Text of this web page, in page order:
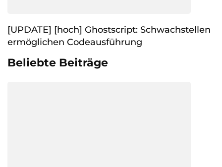
[UPDATE] [hoch] Ghostscript: Schwachstellen
ermöglichen Codeausführung
Beliebte Beiträge